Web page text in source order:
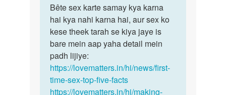
to
Mai
sex
kaise
kru
by
Lucky
Bête
sex
karte
samay
kya…
Bête sex karte samay kya karna
hai kya nahi karna hai, aur sex ko
kese theek tarah se kiya jaye is
bare mein aap yaha detail mein
padh lijiye:
https://lovematters.in/hi/news/first-
time-sex-top-five-facts
https://lovematters.in/hi/making-